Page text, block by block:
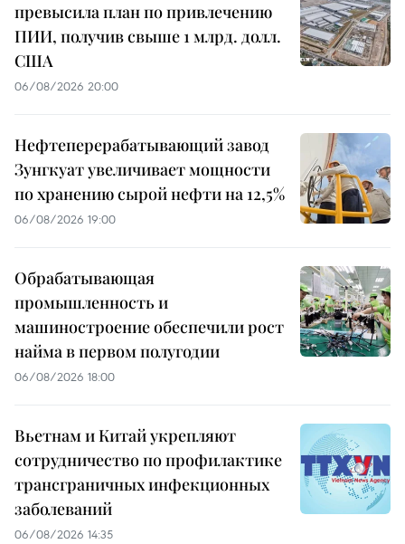
превысила план по привлечению
ПИИ, получив свыше 1 млрд. долл.
США
06/08/2026 20:00
Нефтеперерабатывающий завод
Зунгкуат увеличивает мощности
по хранению сырой нефти на 12,5%
06/08/2026 19:00
Обрабатывающая
промышленность и
машиностроение обеспечили рост
найма в первом полугодии
06/08/2026 18:00
Вьетнам и Китай укрепляют
сотрудничество по профилактике
трансграничных инфекционных
заболеваний
06/08/2026 14:35